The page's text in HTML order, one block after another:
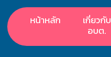
หน้าหลัก
เกี่ยวกับ
อบต.